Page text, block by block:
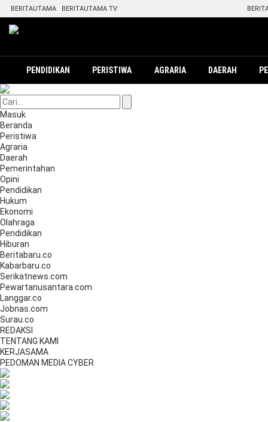
BERITAUTAMA BERITAUTAMA TV
PENDIDIKAN PERISTIWA AGRARIA DAERAH
Masuk
Beranda
Peristiwa
Agraria
Daerah
Pemerintahan
Opini
Pendidikan
Hukum
Ekonomi
Olahraga
Pendidikan
Hiburan
Beritabaru.co
Kabarbaru.co
Serikatnews.com
Pewartanusantara.com
Langgar.co
Jobnas.com
Surau.co
REDAKSI
TENTANG KAMI
KERJASAMA
PEDOMAN MEDIA CYBER